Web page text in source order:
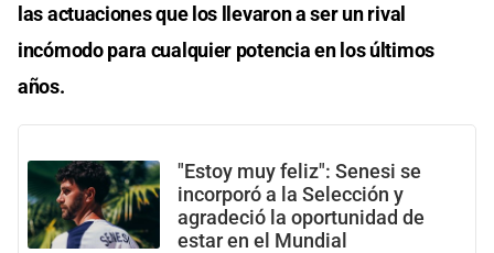
las actuaciones que los llevaron a ser un rival
incómodo para cualquier potencia en los últimos
años.
"Estoy muy feliz": Senesi se
incorporó a la Selección y
agradeció la oportunidad de
estar en el Mundial